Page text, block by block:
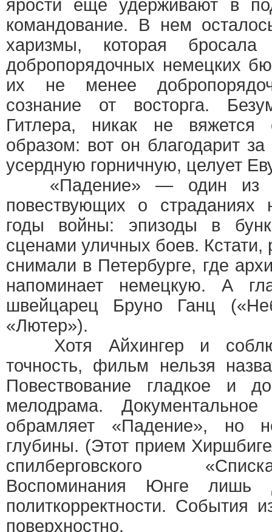
ярости еще удерживают в
командование. В нем
харизмы, которая
добропорядочных немецких
их не менее
сознание от восторга.
Гитлера, никак не
образом: вот он благодарит
усердную горничную, целует
«Падение» — один из
повествующих о страданиях
годы войны: эпизоды в
сценами уличных боев.
снимали в Петербурге, где
напоминает немецкую. А
швейцарец Бруно Ганц
«Лютер»).
Хотя Айхингер и
точность, фильм нельзя
Повествование гладкое и
мелодрама.
обрамляет «Падение», но
глубины. (Этот прием
спилберговского
Воспоминания Юнге лишь
политкорректности. События
поверхностно.